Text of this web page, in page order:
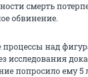
смерть
обвинение.
процессы над
исследования
попросило ему 5